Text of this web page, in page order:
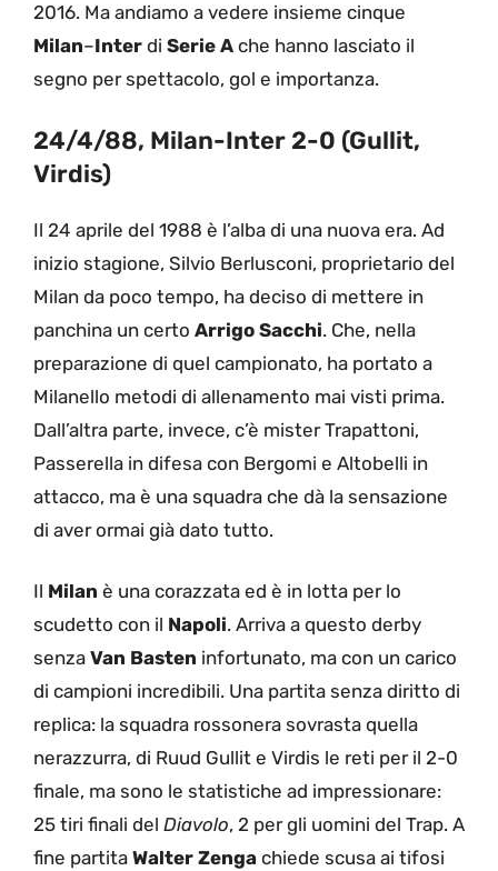
2016. Ma andiamo a vedere insieme cinque
Milan–Inter di Serie A che hanno lasciato il
segno per spettacolo, gol e importanza.
24/4/88, Milan-Inter 2-0 (Gullit,
Virdis)
Il 24 aprile del 1988 è l’alba di una nuova era. Ad
inizio stagione, Silvio Berlusconi, proprietario del
Milan da poco tempo, ha deciso di mettere in
panchina un certo Arrigo Sacchi. Che, nella
preparazione di quel campionato, ha portato a
Milanello metodi di allenamento mai visti prima.
Dall’altra parte, invece, c’è mister Trapattoni,
Passerella in difesa con Bergomi e Altobelli in
attacco, ma è una squadra che dà la sensazione
di aver ormai già dato tutto.
Il Milan è una corazzata ed è in lotta per lo
scudetto con il Napoli. Arriva a questo derby
senza Van Basten infortunato, ma con un carico
di campioni incredibili. Una partita senza diritto di
replica: la squadra rossonera sovrasta quella
nerazzurra, di Ruud Gullit e Virdis le reti per il 2-0
finale, ma sono le statistiche ad impressionare:
25 tiri finali del Diavolo, 2 per gli uomini del Trap. A
fine partita Walter Zenga chiede scusa ai tifosi